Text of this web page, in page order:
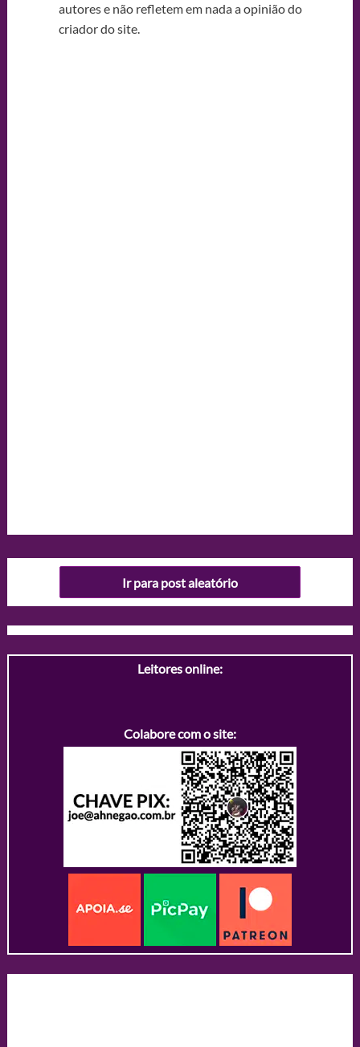
autores e não refletem em nada a opinião do
criador do site.
Ir para post aleatório
Leitores online:
Colabore com o site: